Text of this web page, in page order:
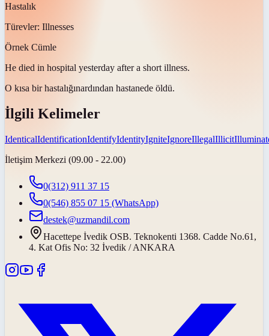
Hastalık
Türevler: Illnesses
Örnek Cümle
He died in hospital yesterday after a short illness.
O kısa bir hastalığınardından hastanede öldü.
İlgili Kelimeler
IdenticalIdentificationIdentifyIdentityIgniteIgnoreIllegalIllicit
İletişim Merkezi (09.00 - 22.00)
0(312) 911 37 15
0(546) 855 07 15 (WhatsApp)
destek@uzmandil.com
Hacettepe İvedik OSB. Teknokenti 1368. Cadde No.61,
4. Kat Ofis No: 32 İvedik / ANKARA